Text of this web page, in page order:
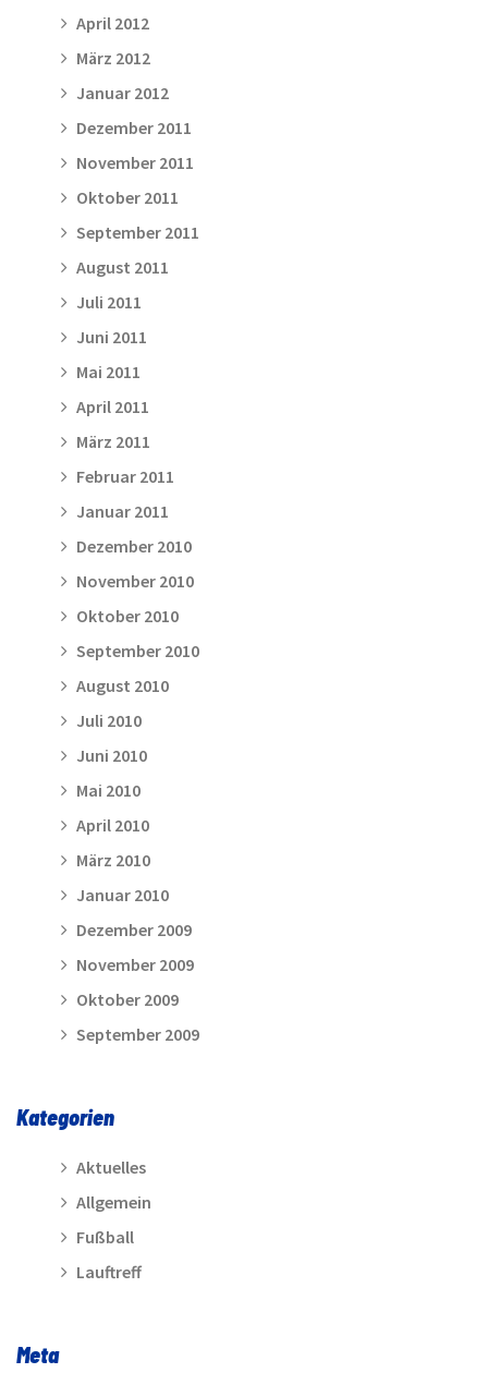
April 2012
März 2012
Januar 2012
Dezember 2011
November 2011
Oktober 2011
September 2011
August 2011
Juli 2011
Juni 2011
Mai 2011
April 2011
März 2011
Februar 2011
Januar 2011
Dezember 2010
November 2010
Oktober 2010
September 2010
August 2010
Juli 2010
Juni 2010
Mai 2010
April 2010
März 2010
Januar 2010
Dezember 2009
November 2009
Oktober 2009
September 2009
Kategorien
Aktuelles
Allgemein
Fußball
Lauftreff
Meta